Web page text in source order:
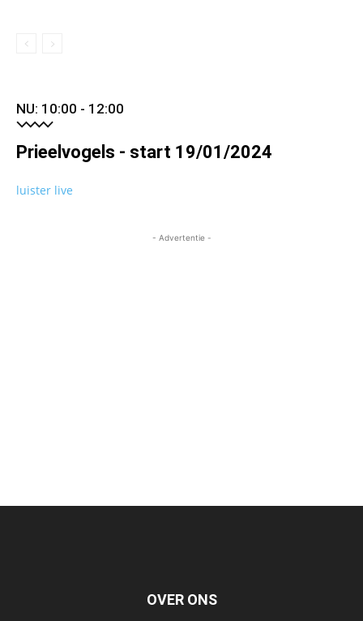
NU: 10:00 - 12:00
Prieelvogels - start 19/01/2024
luister live
- Advertentie -
OVER ONS